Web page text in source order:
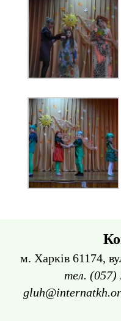
м. Харків 61174,
тел. (057)